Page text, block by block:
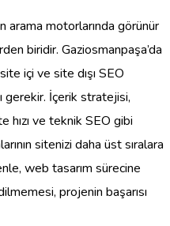
arama motorlarında görünür
biridir. Gaziosmanpaşa’da
içi ve site dışı SEO
gerekir. İçerik stratejisi,
hızı ve teknik SEO gibi
sitenizi daha üst sıralara
web tasarım sürecine
projenin başarısı